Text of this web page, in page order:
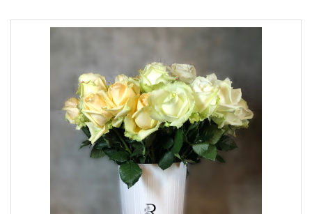
پیگیری سفارشات
دسته بندی محصولات
خیابان هنر/بازار دستآفریده ها